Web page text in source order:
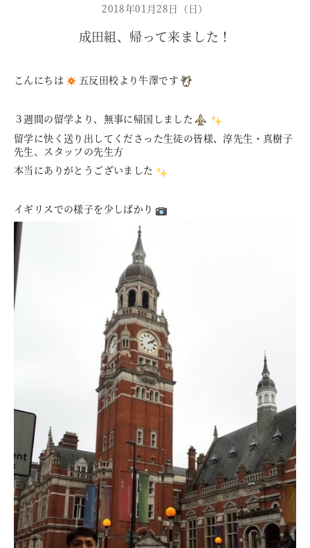
2018年01月28日（日）
成田組、帰って来ました！
こんにちは 五反田校より牛澤です
３週間の留学より、無事に帰国しました
留学に快く送り出してくださった生徒の皆様、淳先生・真樹子
先生、スタッフの先生方
本当にありがとうございました
イギリスでの様子を少しばかり